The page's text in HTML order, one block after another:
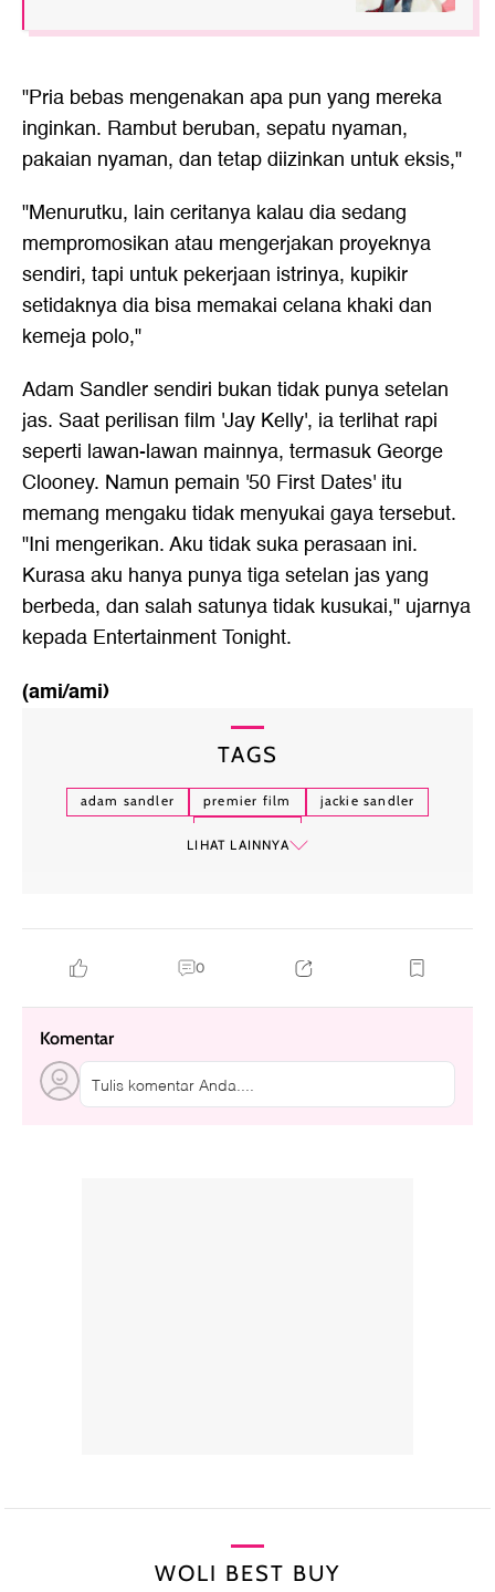
"Pria bebas mengenakan apa pun yang mereka
inginkan. Rambut beruban, sepatu nyaman,
pakaian nyaman, dan tetap diizinkan untuk eksis,"
"Menurutku, lain ceritanya kalau dia sedang
mempromosikan atau mengerjakan proyeknya
sendiri, tapi untuk pekerjaan istrinya, kupikir
setidaknya dia bisa memakai celana khaki dan
kemeja polo,"
Adam Sandler sendiri bukan tidak punya setelan
jas. Saat perilisan film 'Jay Kelly', ia terlihat rapi
seperti lawan-lawan mainnya, termasuk George
Clooney. Namun pemain '50 First Dates' itu
memang mengaku tidak menyukai gaya tersebut.
"Ini mengerikan. Aku tidak suka perasaan ini.
Kurasa aku hanya punya tiga setelan jas yang
berbeda, dan salah satunya tidak kusukai," ujarnya
kepada Entertainment Tonight.
(ami/ami)
TAGS
adam sandler premier film
jackie sandler
LIHAT LAINNYA
0
Komentar
Tulis komentar Anda....
WOLI BEST BUY